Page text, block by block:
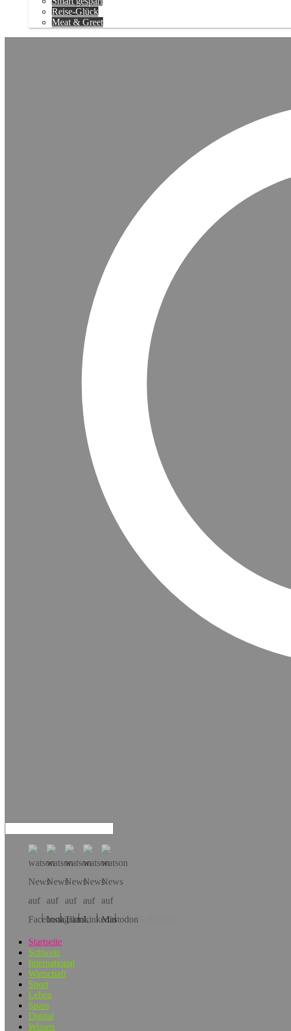
Reise-Glück
Meat & Greet
Hol dir die App!
Startseite
Schweiz
International
Wirtschaft
Sport
Leben
Spass
Digital
Wissen